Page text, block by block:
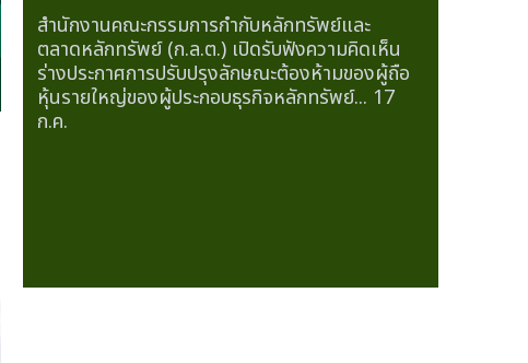
สำนักงานคณะกรรมการกำกับหลักทรัพย์และ
ตลาดหลักทรัพย์ (ก.ล.ต.) เปิดรับฟังความคิดเห็น
ร่างประกาศการปรับปรุงลักษณะต้องห้ามของผู้ถือ
หุ้นรายใหญ่ของผู้ประกอบธุรกิจหลักทรัพย์... 17
ก.ค.